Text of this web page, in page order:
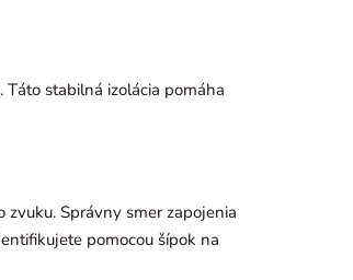
. Táto stabilná izolácia pomáha
Správny smer zapojenia
pomocou šípok na